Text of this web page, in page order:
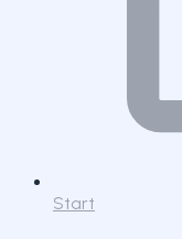
Start